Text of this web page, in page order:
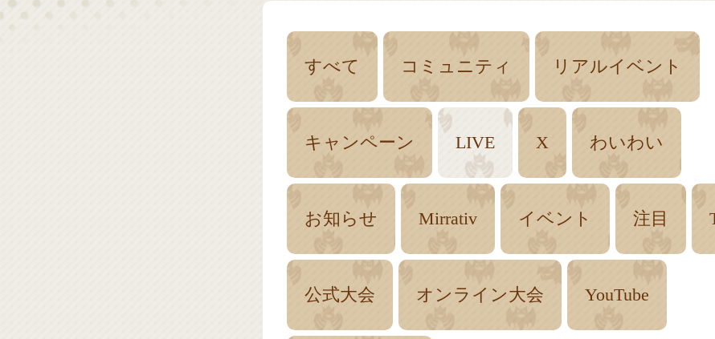
すべて コミュニティ リアルイベント
キャンペーン LIVE X わいわい
お知らせ Mirrativ イベント 注目
公式大会 オンライン大会 YouTube